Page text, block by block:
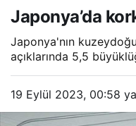
Japonya’da
Japonya'nın
açıklarında 5,5
19 Eylül 2023, 00:58